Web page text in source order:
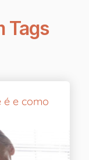
Tags
é e como